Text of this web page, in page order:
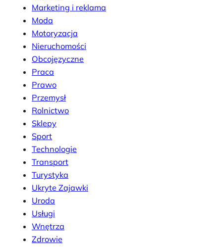
Marketing i reklama
Moda
Motoryzacja
Nieruchomości
Obcojęzyczne
Praca
Prawo
Przemysł
Rolnictwo
Sklepy
Sport
Technologie
Transport
Turystyka
Ukryte Zajawki
Uroda
Usługi
Wnętrza
Zdrowie